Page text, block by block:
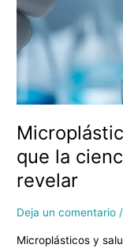
que la
revelar
Deja un comentario /
Microplásticos y
lo
que
la
ciencia
empezando
revelar